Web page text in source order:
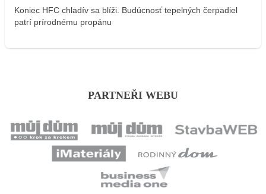
Koniec HFC chladív sa blíži. Budúcnosť tepelných čerpadiel
patrí prírodnému propánu
PARTNEŘI WEBU